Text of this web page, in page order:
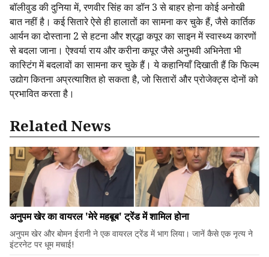
बॉलीवुड की दुनिया में, रणवीर सिंह का डॉन 3 से बाहर होना कोई अनोखी
बात नहीं है। कई सितारे ऐसे ही हालातों का सामना कर चुके हैं, जैसे कार्तिक
आर्यन का दोस्ताना 2 से हटना और श्रद्धा कपूर का साइन में स्वास्थ्य कारणों
से बदला जाना। ऐश्वर्या राय और करीना कपूर जैसे अनुभवी अभिनेता भी
कास्टिंग में बदलावों का सामना कर चुके हैं। ये कहानियाँ दिखाती हैं कि फिल्म
उद्योग कितना अप्रत्याशित हो सकता है, जो सितारों और प्रोजेक्ट्स दोनों को
प्रभावित करता है।
Related News
अनुपम खेर का वायरल 'मेरे महबूब' ट्रेंड में शामिल होना
अनुपम खेर और बोमन ईरानी ने एक वायरल ट्रेंड में भाग लिया। जानें कैसे एक नृत्य ने
इंटरनेट पर धूम मचाई!